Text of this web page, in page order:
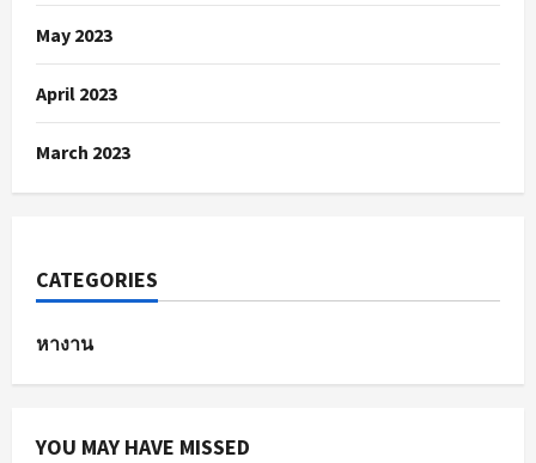
May 2023
April 2023
March 2023
CATEGORIES
หางาน
YOU MAY HAVE MISSED